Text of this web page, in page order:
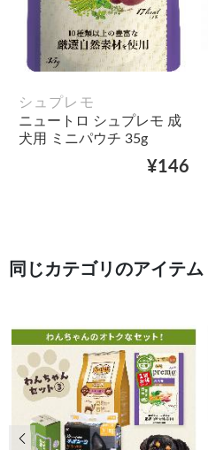
シュプレモ
ニュートロ シュプレモ 成
犬用 ミニパウチ 35g
¥146
同じカテゴリのアイテム
前の画像